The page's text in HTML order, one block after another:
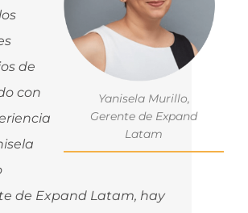
Yanisela Murillo,
Gerente de Expand
Latam
de
con
de Expand Latam, hay